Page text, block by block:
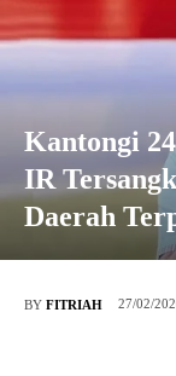
Kantongi
IR
Daerah
BY FITRIAH 27/02/